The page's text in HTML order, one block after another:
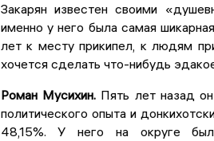
Закарян известен своими
именно у него была самая
лет к месту прикипел, к людям
хочется сделать что-нибудь
Роман Мусихин.Пять лет назад
политического опыта и
48,15%. У него на округе